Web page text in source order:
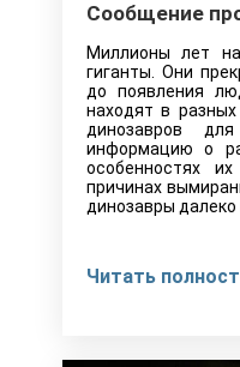
Сообщение
Миллионы лет
гиганты. Они
до появления
находят в
динозавров
информацию о
особенностях
причинах
динозавры далеко
Читать